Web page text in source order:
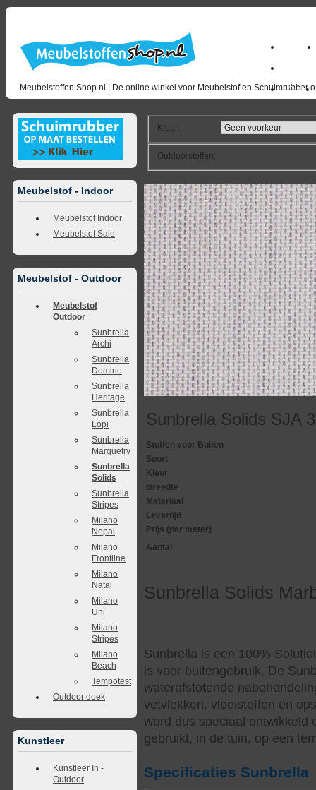
Meubelstoffen Shop.nl | De online winkel voor Meubelstof en Schuimrubber
Home
Outlet
Meubelstof - Indoor
Meubelstof Indoor
Meubelstof Sale
Meubelstof - Outdoor
Meubelstof
Outdoor
Sunbrella
Archi
Sunbrella
Domino
Sunbrella
Heritage
Sunbrella
Lopi
Sunbrella
Marquetry
Sunbrella
Solids
Sunbrella
Stripes
Milano
Nepal
Milano
Frontline
Milano
Natal
Milano
Uni
Milano
Stripes
Milano
Beach
Tempotest
Outdoor doek
Kunstleer
Kunstleer In -
Outdoor
Kleur:
Outdoorstoffen:
Sunbrella Solids SJA
Stoffen voor Buiten
Soort
Kleur
Breedte
Materiaal
Levertijd
Prijs (per meter)
Aantal
Sunbrella Solids
Sunbrella is een 100%
is voor buitengebruik. De
waterafstotende
vetvlekken, vloeistoffen en
word dus speciaal ontwikkeld
gebruikt, in de tuin, op een
Specificaties Sunbrella